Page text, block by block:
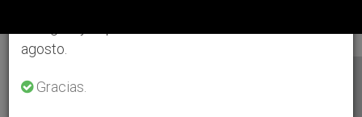
ÚLTIMAS NOTICIAS
agosto.
Gracias.